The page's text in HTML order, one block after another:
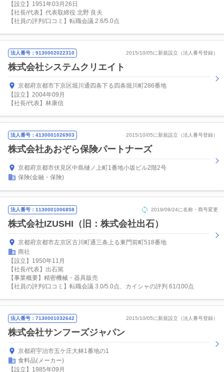
【設立】1951年03月26日
【社長/代表】代表取締役 北野 良夫
【社員の評判/口コミ】転職会議 2.6/5.0点
法人番号：9130002022310 2015/10/05に新規設立（法人番号登録）
株式会社システムクリエイト
京都府京都市下京区堀川通四条下る四条堀川町286番地
【設立】2004年09月
【社長/代表】林康信
法人番号：4130001026903 2015/10/05に新規設立（法人番号登録）
株式会社あおぞら保険パートナーズ
京都府京都市伏見区中島樋ノ上町1番地小坂ビル2階2号
保険(金融・保険)
法人番号：1130001006858 2019/09/24に名称・商号変更
株式会社IZUSHI（旧：株式会社出石）
京都府京都市左京区古川町通三条上る東門前町518番地
商社
【設立】1950年11月
【社長/代表】出石篤
【事業概要】精密機械・器具販売
【社員の評判/口コミ】転職会議 3.0/5.0点、カイシャの評判 61/100点
法人番号：7130001032642 2015/10/05に新規設立（法人番号登録）
株式会社サンフーズジャパン
京都府宇治市五ケ庄大林1番地の1
食料品(メーカー)
【設立】1985年09月